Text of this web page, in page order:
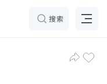
搜索